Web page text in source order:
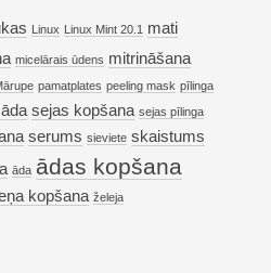
Linux Linux Mint 20.1
mati
micelārais ūdens mitrināšana
pamatplates peeling mask pīlinga
sejas kopšana sejas pīlinga
serums sieviete skaistums
āda ādas kopšana
kopšana želeja